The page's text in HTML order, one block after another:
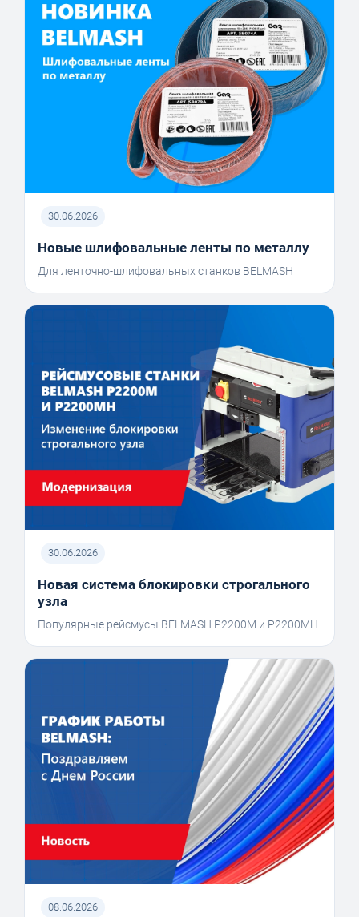
30.06.2026
Новые шлифовальные ленты по металлу
Для ленточно-шлифовальных станков BELMASH
30.06.2026
Новая система блокировки строгального
узла
Популярные рейсмусы BELMASH P2200M и P2200MH
08.06.2026